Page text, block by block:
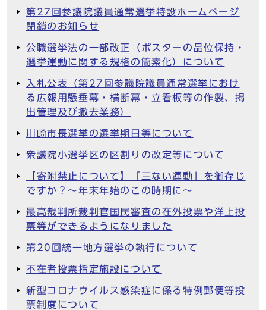
第27回参議院議員通常選挙特設ホームページ
閉鎖のお知らせ
公職選挙法の一部改正（ポスターの品位保持・
選挙運動に関する規格の簡素化）について
入札公表（第27回参議院議員通常選挙におけ
る広報用懸垂幕・横断幕・立看板等の作製、掲
出管理及び撤去業務）
川崎市長選挙の選挙期日等について
衆議院小選挙区の区割りの改定等について
【寄附禁止について】「三ない運動」を御存じ
ですか？～年末年始のこの時期に～
最高裁判所裁判官国民審査の在外投票や洋上投
票等ができるようになりました
第20回統一地方選挙の執行について
不在者投票指定施設について
新型コロナウイルス感染症に係る特例郵便等投
票制度について